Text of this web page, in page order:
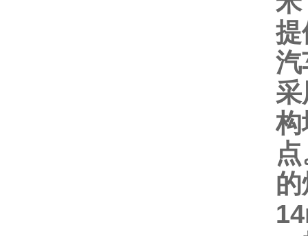
提
汽
采
构